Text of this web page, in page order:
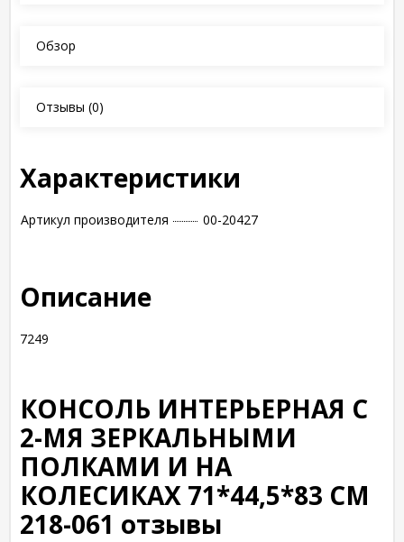
Обзор
Отзывы (0)
Характеристики
Артикул производителя 00-20427
Описание
7249
КОНСОЛЬ ИНТЕРЬЕРНАЯ С
2-МЯ ЗЕРКАЛЬНЫМИ
ПОЛКАМИ И НА
КОЛЕСИКАХ 71*44,5*83 СМ
218-061 отзывы